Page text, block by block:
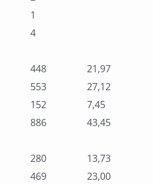
1
4
448
21,97
553
27,12
152
7,45
886
43,45
280
13,73
469
23,00